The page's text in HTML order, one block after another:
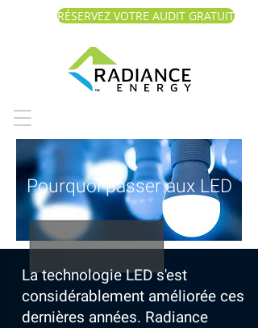
RÉSERVEZ VOTRE AUDIT GRATUIT
La technologie LED s'est
considérablement améliorée ces
dernières années. Radiance
Pourquoi passer aux LED